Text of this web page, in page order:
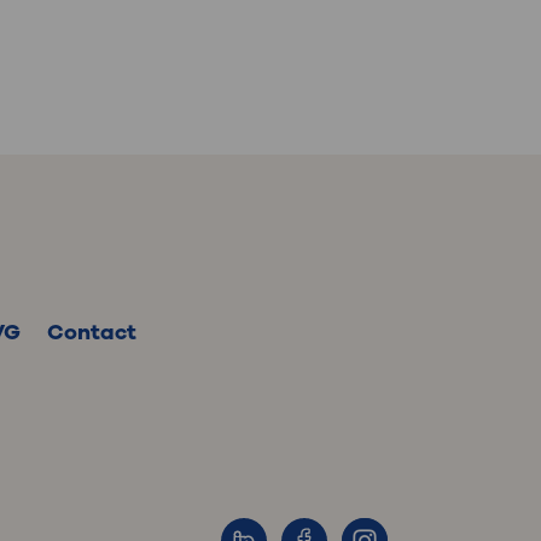
Contact